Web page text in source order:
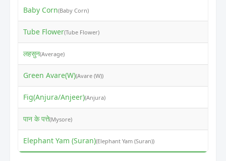
Baby Corn(Baby Corn)
Tube Flower(Tube Flower)
लहसुन(Average)
Green Avare(W)(Avare (W))
Fig(Anjura/Anjeer)(Anjura)
पान के पत्ते(Mysore)
Elephant Yam (Suran)(Elephant Yam (Suran))